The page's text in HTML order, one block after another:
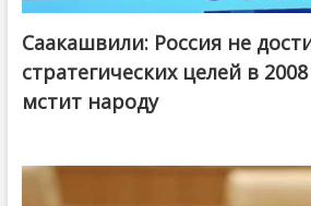
Саакашвили: Россия не
стратегических целей в
мстит народу